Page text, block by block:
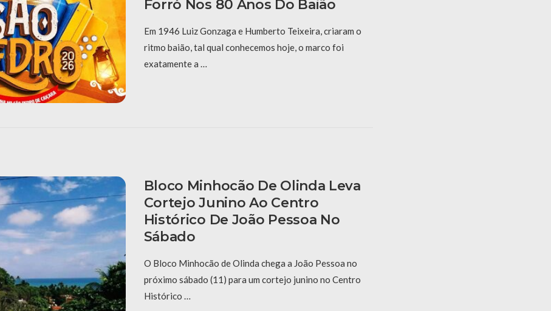
Forró Nos 80 Anos Do Baião
Em 1946 Luiz Gonzaga e Humberto Teixeira, criaram o
ritmo baião, tal qual conhecemos hoje, o marco foi
exatamente a …
Bloco Minhocão De Olinda Leva
Cortejo Junino Ao Centro
Histórico De João Pessoa No
Sábado
O Bloco Minhocão de Olinda chega a João Pessoa no
próximo sábado (11) para um cortejo junino no Centro
Histórico …